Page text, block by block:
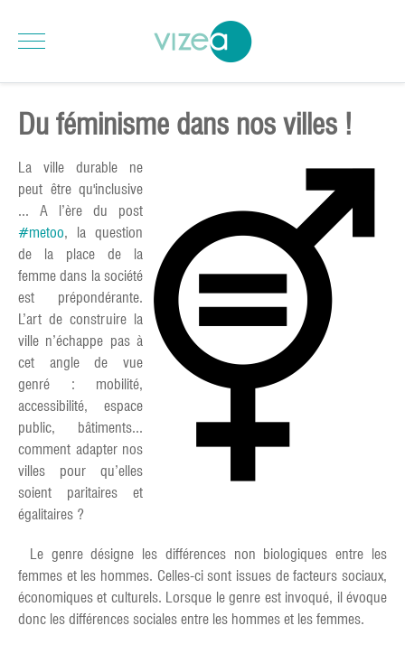
Du féminisme dans nos villes !
La ville durable ne
peut être qu'inclusive
... A l’ère du post
#metoo, la question
de la place de la
femme dans la société
est prépondérante.
L’art de construire la
ville n’échappe pas à
cet angle de vue
genré : mobilité,
accessibilité, espace
public, bâtiments...
comment adapter nos
villes pour qu’elles
soient paritaires et
égalitaires ?
Le genre désigne les différences non biologiques entre les
femmes et les hommes. Celles-ci sont issues de facteurs sociaux,
économiques et culturels. Lorsque le genre est invoqué, il évoque
donc les différences sociales entre les hommes et les femmes.